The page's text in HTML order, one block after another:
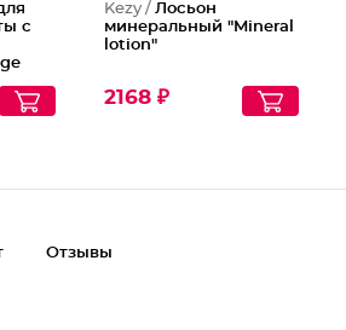
с
Kezy / Лосьон
минеральный "Mineral
lotion"
2168 ₽
Отзывы